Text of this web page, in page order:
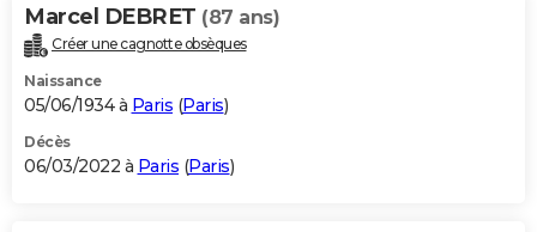
Marcel DEBRET (87 ans)
Créer une cagnotte obsèques
Naissance
05/06/1934 à Paris (Paris)
Décès
06/03/2022 à Paris (Paris)